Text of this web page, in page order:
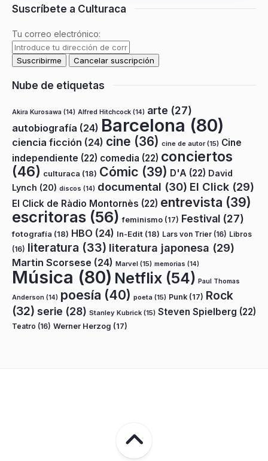
Suscríbete a Culturaca
Tu correo electrónico:
Nube de etiquetas
Akira Kurosawa (14) Alfred Hitchcock (14) arte (27)
autobiografía (24) Barcelona (80)
ciencia ficción (24) cine (36) cine de autor(15) Cine
independiente (22) comedia (22) conciertos
(46) culturaca (18) Cómic (39) D'A (22) David
Lynch (20) discos (14) documental (30) El Click (29)
El Click de Ràdio Montornès (22) entrevista (39)
escritoras (56) feminismo (17) Festival (27)
fotografía (18) HBO (24) In-Edit (18) Lars von Trier (16) Libros
(16) literatura (33) literatura japonesa (29)
Martin Scorsese (24) Marvel (15) memorias (14)
Música (80) Netflix (54) Paul Thomas
Anderson (14) poesía (40) poeta (15) Punk (17) Rock
(32) serie (28) Stanley Kubrick (15) Steven Spielberg (22)
Teatro (16) Werner Herzog (17)